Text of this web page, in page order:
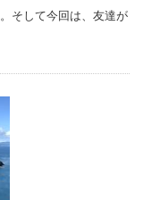
そして今回は、友達が